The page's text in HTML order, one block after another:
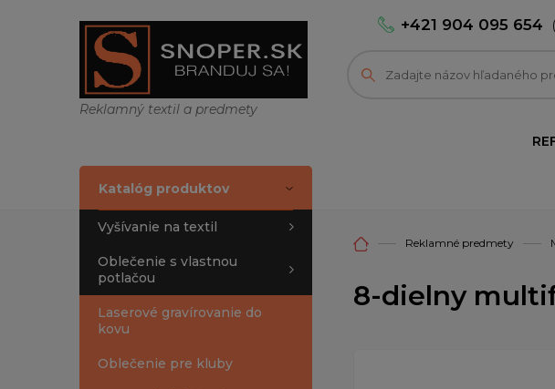
Reklamný textil a predmety
+421 904 095 654
Katalóg produktov
Vyšívanie na textil
Oblečenie s vlastnou
potlačou
Laserové gravírovanie do
kovu
Oblečenie pre kluby
Reklamné predmety
8-dielny